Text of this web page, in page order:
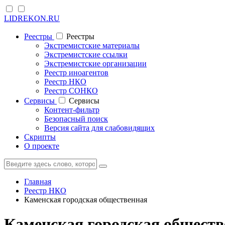
LIDREKON.RU
Реестры
Реестры
Экстремистские материалы
Экстремистские ссылки
Экстремистские организации
Реестр иноагентов
Реестр НКО
Реестр СОНКО
Cервисы
Cервисы
Контент-фильтр
Безопасный поиск
Версия сайта для слабовидящих
Скрипты
О проекте
Главная
Реестр НКО
Каменская городская общественная